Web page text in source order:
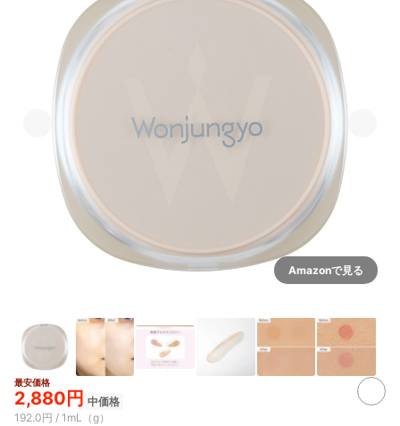
Amazonで見る
最安価格
2,880円 中価格
192.0円 / 1mL（g）